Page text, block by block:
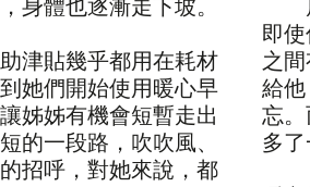
身體也逐漸走下坡。
貼幾乎都用在耗材
她們開始使用暖心早
姊姊有機會短暫走出
的一段路，吹吹風、
招呼，對她來說，都
店
即
之
給
忘
多了